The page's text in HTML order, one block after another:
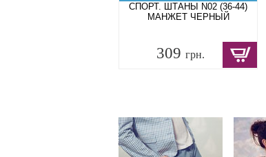
СПОРТ. ШТАНЫ N02 (36-44)
МАНЖЕТ ЧЕРНЫЙ
309 грн.